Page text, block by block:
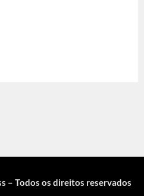
– Todos os direitos reservados